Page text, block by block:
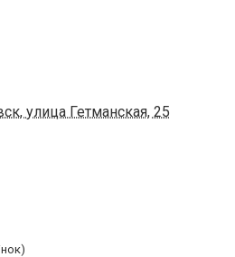
улица Гетманская, 25